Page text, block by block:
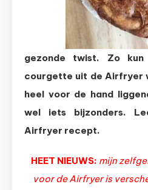
gezonde twist. Zo
courgette uit de Airfryer
heel voor de hand
wel iets bijzonders.
Airfryer recept.
HEET NIEUWS: mijn
voor de Airfryer is